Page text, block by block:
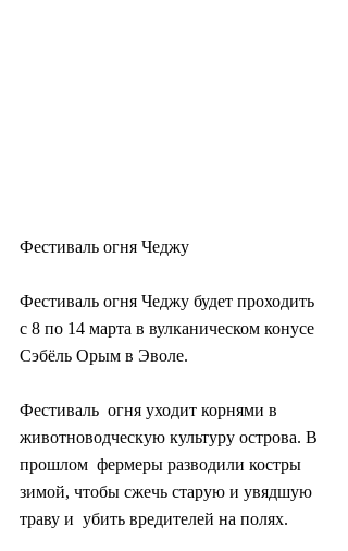
Фестиваль огня Чеджу
Фестиваль огня Чеджу будет проходить
с 8 по 14 марта в вулканическом конусе
Сэбёль Орым в Эволе.
Фестиваль  огня уходит корнями в
животноводческую культуру острова. В
прошлом  фермеры разводили костры
зимой, чтобы сжечь старую и увядшую
траву и  убить вредителей на полях.